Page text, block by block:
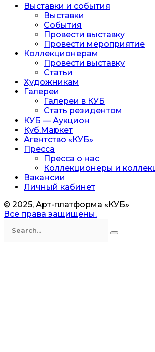
Выставки и события
Выставки
События
Провести выставку
Провести мероприятие
Коллекционерам
Провести выставку
Статьи
Художникам
Галереи
Галереи в КУБ
Стать резидентом
КУБ — Аукцион
Куб.Маркет
Агентство «КУБ»
Пресса
Пресса о нас
Коллекционеры и
Вакансии
Личный кабинет
© 2025, Арт-платформа «КУБ»
Все права защищены.